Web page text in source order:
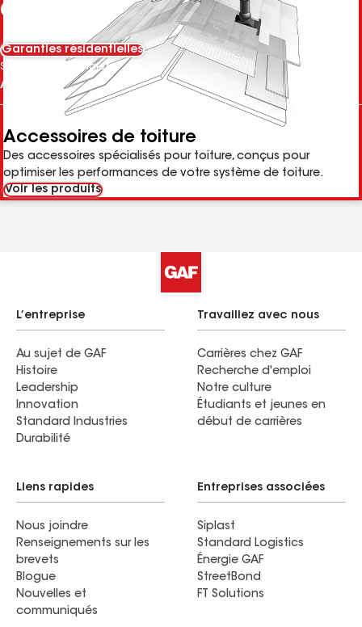
GAF
Garanties résidentielles
Sélectionnez l'onglet
Accessoires de toiture
Des accessoires spécialisés pour toiture, conçus pour
optimiser les performances de votre système de toiture.
Voir les produits
L’entreprise
Au sujet de GAF
Histoire
Leadership
Innovation
Standard Industries
Durabilité
Travaillez avec nous
Carrières chez GAF
Recherche d'emploi
Notre culture
Étudiants et jeunes en
début de carrières
Liens rapides
Nous joindre
Renseignements sur les
brevets
Blogue
Nouvelles et
communiqués
Entreprises associées
Siplast
Standard Logistics
Énergie GAF
StreetBond
FT Solutions